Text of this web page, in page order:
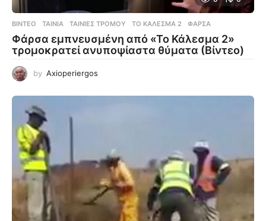
ΒΊΝΤΕΟ ΤΑΙΝΊΑ ,ΤΑΙΝΊΕΣ ΤΡΌΜΟΥ ,ΤΟ ΚΆΛΕΣΜΑ 2 ,ΦΆΡΣΑ
Φάρσα εμπνευσμένη από «Το Κάλεσμα 2»
τρομοκρατεί ανυποψίαστα θύματα (Βίντεο)
by Axioperiergos